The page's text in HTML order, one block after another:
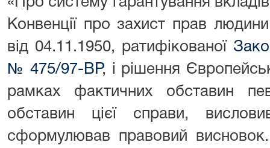
Конвенції про захист прав
від 04.11.1950, ратифікованої
№ 475/97-ВР, і рішення
рамках фактичних обставин
обставин цієї справи,
сформулював правовий